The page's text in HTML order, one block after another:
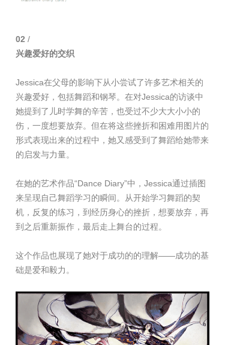
02 /
兴趣爱好的交织
Jessica在父母的影响下从小尝试了许多艺术相关的
兴趣爱好，包括舞蹈和钢琴。在对Jessica的访谈中
她提到了儿时学舞的辛苦，也受过不少大大小小的
伤，一度想要放弃。但在将这些挫折和困难用图片的
形式表现出来的过程中，她又感受到了舞蹈给她带来
的启发与力量。
在她的艺术作品“Dance Diary”中，Jessica通过插图
来呈现自己舞蹈学习的瞬间。从开始学习舞蹈的契
机，反复的练习，到经历身心的挫折，想要放弃，再
到之后重新振作，最后走上舞台的过程。
这个作品也展现了她对于成功的的理解——成功的基
础是爱和毅力。